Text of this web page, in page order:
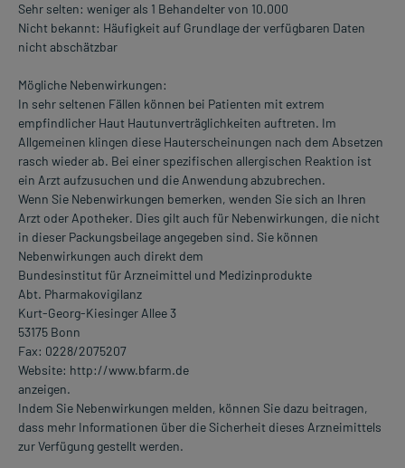
Sehr selten: weniger als 1 Behandelter von 10.000
Nicht bekannt: Häufigkeit auf Grundlage der verfügbaren Daten
nicht abschätzbar
Mögliche Nebenwirkungen:
In sehr seltenen Fällen können bei Patienten mit extrem
empfindlicher Haut Hautunverträglichkeiten auftreten. Im
Allgemeinen klingen diese Hauterscheinungen nach dem Absetzen
rasch wieder ab. Bei einer spezifischen allergischen Reaktion ist
ein Arzt aufzusuchen und die Anwendung abzubrechen.
Wenn Sie Nebenwirkungen bemerken, wenden Sie sich an Ihren
Arzt oder Apotheker. Dies gilt auch für Nebenwirkungen, die nicht
in dieser Packungsbeilage angegeben sind. Sie können
Nebenwirkungen auch direkt dem
Bundesinstitut für Arzneimittel und Medizinprodukte
Abt. Pharmakovigilanz
Kurt-Georg-Kiesinger Allee 3
53175 Bonn
Fax: 0228/2075207
Website: http://www.bfarm.de
anzeigen.
Indem Sie Nebenwirkungen melden, können Sie dazu beitragen,
dass mehr Informationen über die Sicherheit dieses Arzneimittels
zur Verfügung gestellt werden.